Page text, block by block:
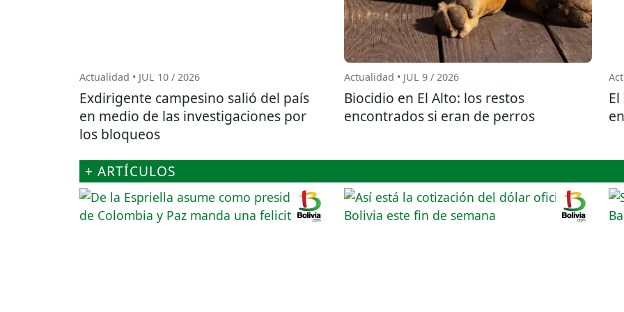
Actualidad • JUL 10 / 2026
Exdirigente campesino salió del país
en medio de las investigaciones por
los bloqueos
Actualidad • JUL 9 / 2026
Biocidio en El Alto: los restos
encontrados si eran de perros
+ ARTÍCULOS